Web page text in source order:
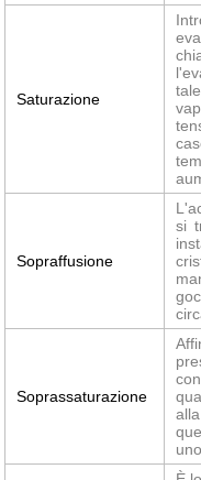
Saturazione
Sopraffusione
si
Soprassaturazione